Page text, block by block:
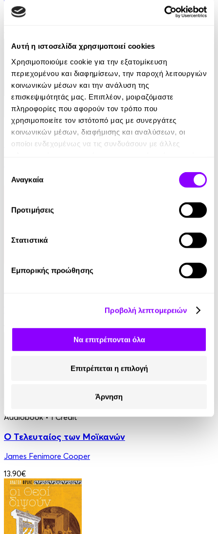
Αυτή η ιστοσελίδα χρησιμοποιεί cookies
Χρησιμοποιούμε cookie για την εξατομίκευση
περιεχομένου και διαφημίσεων, την παροχή λειτουργιών
κοινωνικών μέσων και την ανάλυση της
επισκεψιμότητάς μας. Επιπλέον, μοιραζόμαστε
πληροφορίες που αφορούν τον τρόπο που
χρησιμοποιείτε τον ιστότοπό μας με συνεργάτες
κοινωνικών μέσων, διαφήμισης και αναλύσεων, οι
οποίοι ενδεχομένως να τις συνδυάσουν με άλλες
των υπηρεσιών τους.
συγκατάθεσης
Αναγκαία
Προτιμήσεις
Στατιστικά
Εμπορικής προώθησης
Προβολή λεπτομερειών
Να επιτρέπονται όλα
Επιτρέπεται η επιλογή
Άρνηση
Damon Galgut
eBook
Ελέφαντας
7.99€
Audiobook • 1 Credit
16.90€
Audiobook • 1 Credit
Ο Τελευταίος των Μοϊκανών
James Fenimore Cooper
13.90€